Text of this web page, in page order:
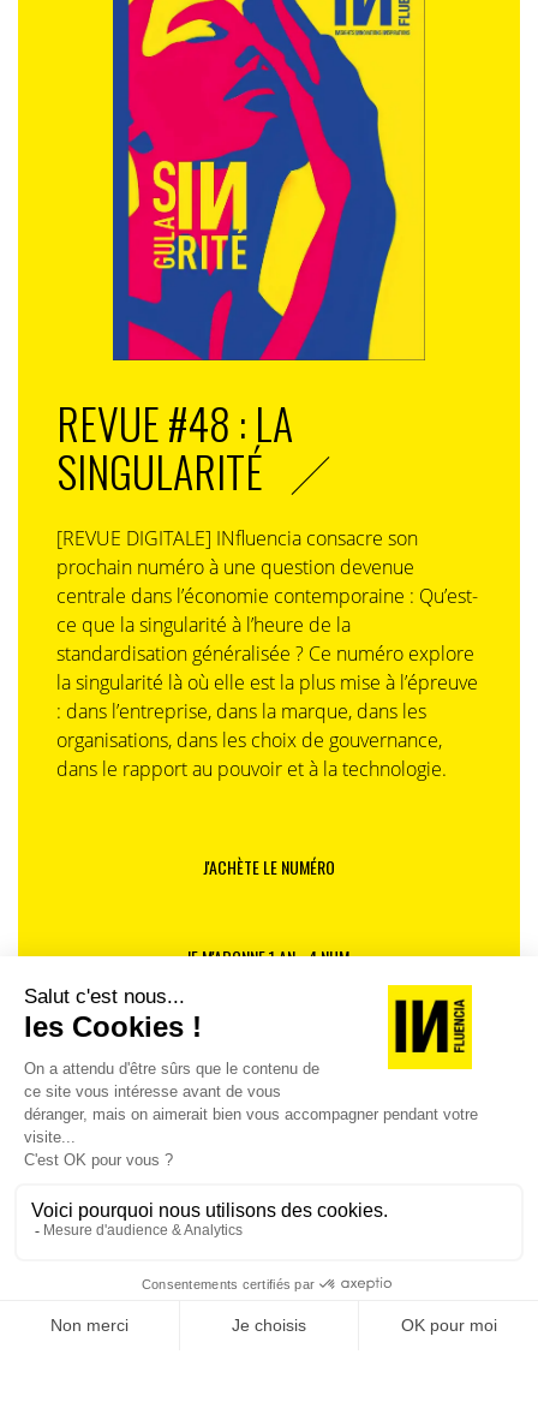
REVUE #48 : LA
SINGULARITÉ
[REVUE DIGITALE] INfluencia consacre son
prochain numéro à une question devenue
centrale dans l’économie contemporaine : Qu’est-
ce que la singularité à l’heure de la
standardisation généralisée ? Ce numéro explore
la singularité là où elle est la plus mise à l’épreuve
: dans l’entreprise, dans la marque, dans les
organisations, dans les choix de gouvernance,
dans le rapport au pouvoir et à la technologie.
J'ACHÈTE LE NUMÉRO
JE M'ABONNE 1 AN - 4 NUM.
JE DÉCOUVRE LES NUMÉROS PRÉCÉDENTS
Je suis déjà abonné(e) :je consulte la revue en